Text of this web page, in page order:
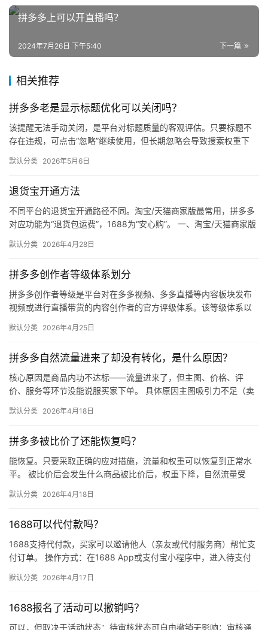
网
店
运
营
跨
境
商
自
媒
区
登录 注册
拼多多上可以开直播吗？
下一篇
2024年7月26日 下午5:40
相关推荐
拼多多老是显示标题优化可以关闭吗？
该提醒无法手动关闭，是平台对标题质量的客观评估。只要标题不
存在违规，可点击“忽略”继续使用，但长期忽略会导致搜索权重下
默认分类 2026年5月6日
退货宝开通方法
不同平台的退货宝开通路径不同。淘宝/天猫商家版最常用，拼多多
对应功能为“退货包运费”，1688为“安心购”。 一、淘宝/天猫商家版
默认分类 2026年4月28日
拼多多创作者等级体系划分
拼多多创作者等级是平台对在多多视频、多多直播等内容板块发布
视频或进行直播带货的内容创作者的官方评级体系。该等级体系以
同等级…
默认分类 2026年4月25日
拼多多自然流量进来了却没有转化，是什么原因？
核心原因是商品内功不达标——流量进来了，但主图、价格、评
价、服务等环节没能说服买家下单。 具体原因主图吸引力不足（卖
评少、…
默认分类 2026年4月18日
拼多多被比价了还能恢复吗？
能恢复。只要采取正确的应对措施，流量和权重可以恢复到正常水
平。 被比价后会发生什么商品被比价后，权重下降，自然流量受
网价格…
默认分类 2026年4月18日
1688可以代付款吗？
1688支持代付款，买家可以邀请他人（亲友或代付服务商）帮忙支
付订单。 操作方式：在1688 App或支付宝小程序中，进入待支付
默认分类 2026年4月17日
1688报名了活动可以撤销吗？
可以，但取决于活动状态：待审核状态可自由撤销无影响；审核通